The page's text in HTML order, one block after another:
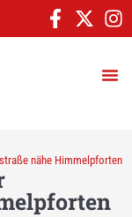
nähe Himmelpforten